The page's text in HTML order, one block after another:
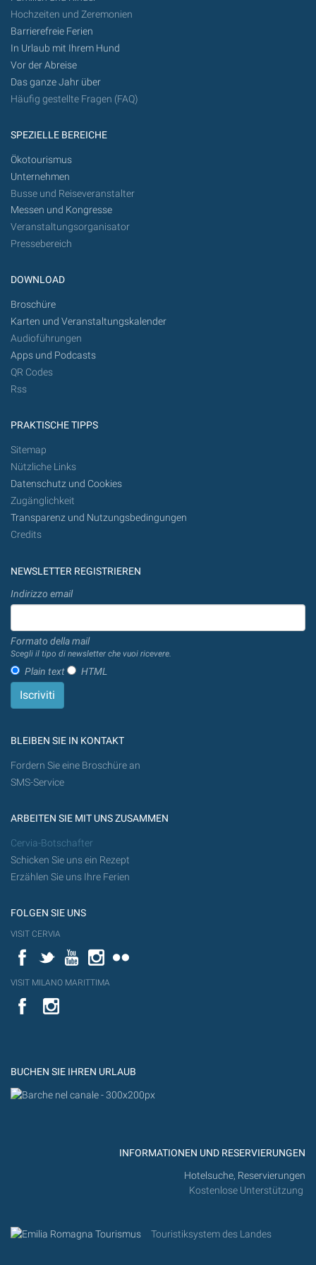
Hochzeiten und Zeremonien
Barrierefreie Ferien
In Urlaub mit Ihrem Hund
Vor der Abreise
Das ganze Jahr über
Häufig gestellte Fragen (FAQ)
SPEZIELLE BEREICHE
Ökotourismus
Unternehmen
Busse und Reiseveranstalter
Messen und Kongresse
Veranstaltungsorganisator
Pressebereich
DOWNLOAD
Broschüre
Karten und Veranstaltungskalender
Audioführungen
Apps und Podcasts
QR Codes
Rss
PRAKTISCHE TIPPS
Sitemap
Nützliche Links
Datenschutz und Cookies
Zugänglichkeit
Transparenz und Nutzungsbedingungen
Credits
NEWSLETTER REGISTRIEREN
Indirizzo email
Formato della mail
Scegli il tipo di newsletter che vuoi ricevere.
Plain text HTML
BLEIBEN SIE IN KONTAKT
Fordern Sie eine Broschüre an
SMS-Service
ARBEITEN SIE MIT UNS ZUSAMMEN
Cervia-Botschafter
Schicken Sie uns ein Rezept
Erzählen Sie uns Ihre Ferien
FOLGEN SIE UNS
VISIT CERVIA
FacebookTwitterYouTubeInstagram
VISIT MILANO MARITTIMA
YouTube
BUCHEN SIE IHREN URLAUB
INFORMATIONEN UND RESERVIERUNGEN
Hotelsuche, Reservierungen
Kostenlose Unterstützung
Touristiksystem des Landes